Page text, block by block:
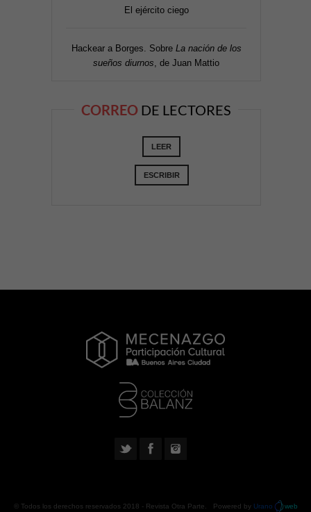
El ejército ciego
Hackear a Borges. Sobre La nación de los
sueños diurnos , de Juan Mattio
CORREO DE LECTORES
LEER
ESCRIBIR
© Todos los derechos reservados 2018 - Revista Otra Parte . Powered by Urano web